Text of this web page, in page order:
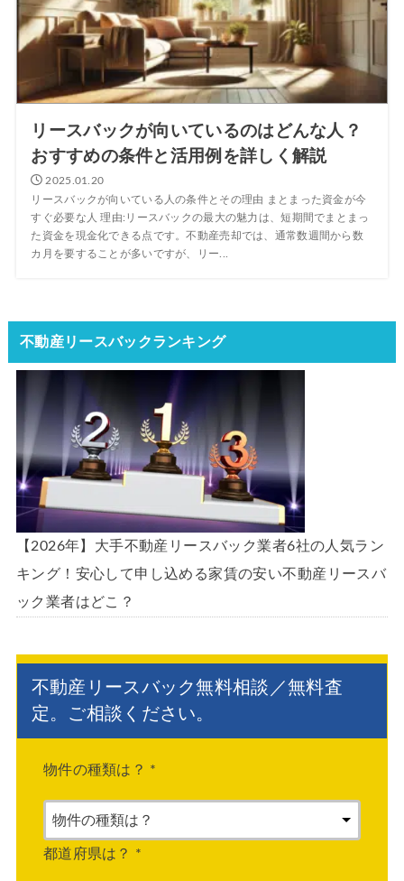
リースバックが向いているのはどんな人？
おすすめの条件と活用例を詳しく解説
2025.01.20
リースバックが向いている人の条件とその理由 まとまった資金が今
すぐ必要な人 理由:リースバックの最大の魅力は、短期間でまとまっ
た資金を現金化できる点です。不動産売却では、通常数週間から数
カ月を要することが多いですが、リー...
不動産リースバックランキング
【2026年】大手不動産リースバック業者6社の人気ラン
キング！安心して申し込める家賃の安い不動産リースバ
ック業者はどこ？
不動産リースバック無料相談／無料査
定。ご相談ください。
物件の種類は？ *
都道府県は？ *